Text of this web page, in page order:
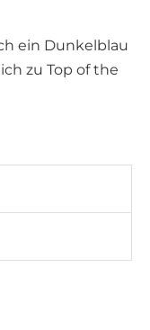
ein Dunkelblau
zu Top of the